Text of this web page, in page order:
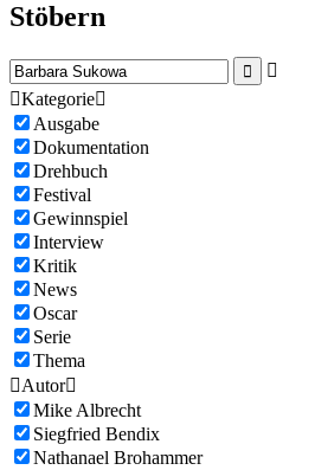
Stöbern


Kategorie
Ausgabe
Dokumentation
Drehbuch
Festival
Gewinnspiel
Interview
Kritik
News
Oscar
Serie
Thema
Autor
Mike Albrecht
Siegfried Bendix
Nathanael Brohammer